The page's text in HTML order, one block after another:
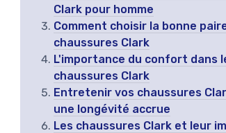
Clark pour homme
Comment choisir la bonne
chaussures Clark
L'importance du confort dans
chaussures Clark
Entretenir vos chaussures
une longévité accrue
Les chaussures Clark et leur